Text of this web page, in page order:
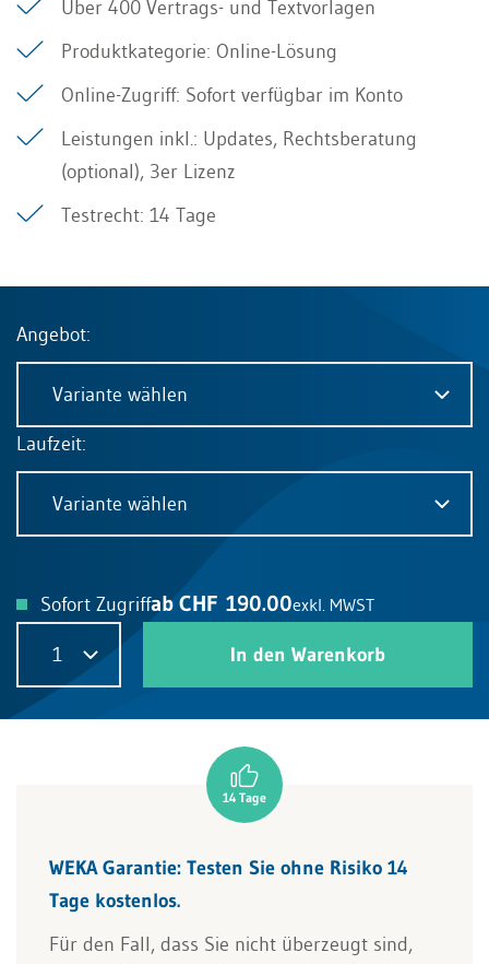
Über 400 Vertrags- und Textvorlagen
Produktkategorie: Online-Lösung
Online-Zugriff: Sofort verfügbar im Konto
Leistungen inkl.: Updates, Rechtsberatung
(optional), 3er Lizenz
Testrecht: 14 Tage
Angebot:
Variante wählen
Laufzeit:
Variante wählen
Sofort Zugriffab CHF 190.00exkl. MWST
1 In den Warenkorb
WEKA Garantie: Testen Sie ohne Risiko 14
Tage kostenlos.
Für den Fall, dass Sie nicht überzeugt sind,